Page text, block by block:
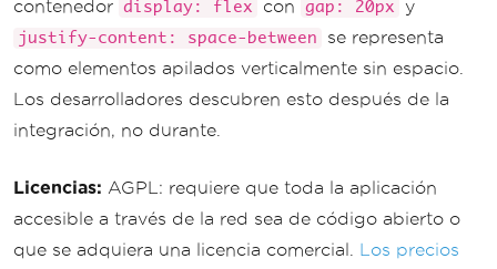
contenedor display: flex con gap: 20px y
justify-content: space-between
se representa
como elementos apilados verticalmente sin espacio.
Los desarrolladores descubren esto después de la
integración, no durante.
Licencias: AGPL: requiere que toda la aplicación
accesible a través de la red sea de código abierto o
que se adquiera una licencia comercial. Los precios